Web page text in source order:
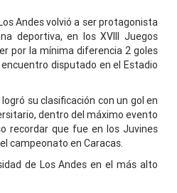
Andes volvió a ser protagonista
deportiva, en los XVIII Juegos
por la mínima diferencia 2 goles
disputado en el Estadio
su clasificación con un gol en
dentro del máximo evento
recordar que fue en los Juvines
campeonato en Caracas.
de Los Andes en el más alto